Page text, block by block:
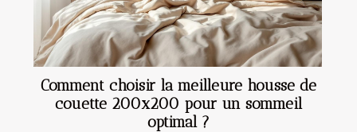
Comment choisir la meilleure housse de
couette 200x200 pour un sommeil
optimal ?